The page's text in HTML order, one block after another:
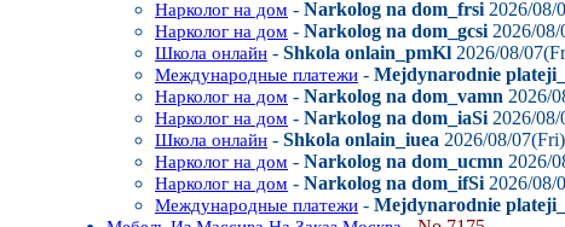
Нарколог на дом - Narkolog na dom_frsi 2026/08/
Нарколог на дом - Narkolog na dom_gcsi 2026/
Школа онлайн - Shkola onlain_pmKl 2026/08/
Международные платежи - Mejdynarodnie
Нарколог на дом - Narkolog na dom_vamn 2026/
Нарколог на дом - Narkolog na dom_iaSi 2026/
Школа онлайн - Shkola onlain_iuea 2026/08/
Нарколог на дом - Narkolog na dom_ucmn 2026/
Нарколог на дом - Narkolog na dom_ifSi 2026/08/
Международные платежи - Mejdynarodnie